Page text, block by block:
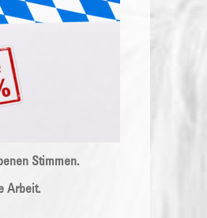
Stimmen.
Arbeit.